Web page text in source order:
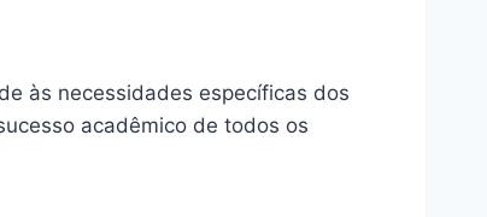
às necessidades específicas dos
acadêmico de todos os